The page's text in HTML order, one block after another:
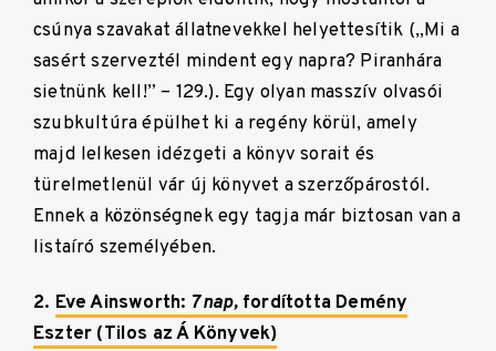
csúnya szavakat állatnevekkel helyettesítik („Mi a
sasért szerveztél mindent egy napra? Piranhára
sietnünk kell!” – 129.). Egy olyan masszív olvasói
szubkultúra épülhet ki a regény körül, amely
majd lelkesen idézgeti a könyv sorait és
türelmetlenül vár új könyvet a szerzőpárostól.
Ennek a közönségnek egy tagja már biztosan van a
listaíró személyében.
2. Eve Ainsworth: 7 nap, fordította Demény
Eszter (Tilos az Á Könyvek)